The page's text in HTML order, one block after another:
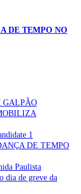
DE TEMPO NO
GALPÃO
1
DE TEMPO
Paulista
dia de greve da